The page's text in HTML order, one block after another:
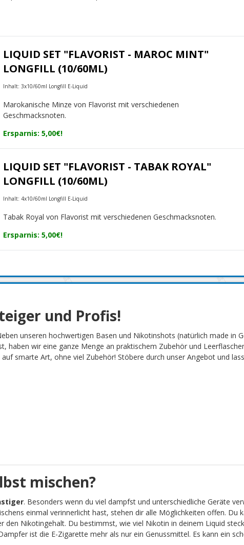
LIQUID SET "FLAVORIST - MAROC MINT"
LONGFILL (10/60ML)
Inhalt: 3x10/60ml Longfill E-Liquid
Marokanische Minze von Flavorist mit verschiedenen
Geschmacksnoten.
Ersparnis: 5,00€!
LIQUID SET "FLAVORIST - TABAK ROYAL"
LONGFILL (10/60ML)
Inhalt: 4x10/60ml Longfill E-Liquid
Tabak Royal von Flavorist mit verschiedenen Geschmacksnoten.
Ersparnis: 5,00€!
und Profis!
unseren hochwertigen Basen und Nikotinshots (natürlich made in
haben wir eine ganze Menge an praktischem Zubehör und
smarte Art, ohne viel Zubehör! Stöbere durch unser Angebot und
mischen?
. Besonders wenn du viel dampfst und unterschiedliche Geräte
einmal verinnerlicht hast, stehen dir alle Möglichkeiten offen. Du
den Nikotingehalt. Du bestimmst, wie viel Nikotin in deinem Liquid
ist die E-Zigarette mehr als nur ein Genussmittel. Es kann ein